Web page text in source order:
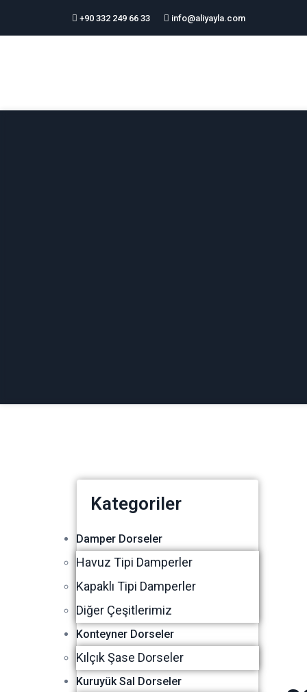
+90 332 249 66 33 info@aliyayla.com
Kategoriler
Damper Dorseler
Havuz Tipi Damperler
Kapaklı Tipi Damperler
Diğer Çeşitlerimiz
Konteyner Dorseler
Kılçık Şase Dorseler
Kuruyük Sal Dorseler